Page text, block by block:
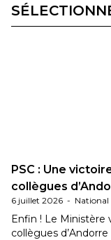
PSC : Une
collègues
6 juillet 2026 - National
Enfin ! Le Ministère
collègues